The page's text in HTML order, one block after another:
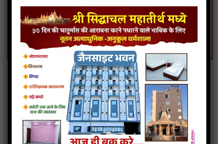
Panthado-nihalu-re